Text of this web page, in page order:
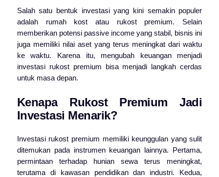
Salah satu bentuk investasi yang kini semakin populer
adalah rumah kost atau rukost premium. Selain
memberikan potensi passive income yang stabil, bisnis ini
juga memiliki nilai aset yang terus meningkat dari waktu
ke waktu. Karena itu, mengubah keuangan menjadi
investasi rukost premium bisa menjadi langkah cerdas
untuk masa depan.
Kenapa Rukost Premium Jadi
Investasi Menarik?
Investasi rukost premium memiliki keunggulan yang sulit
ditemukan pada instrumen keuangan lainnya. Pertama,
permintaan terhadap hunian sewa terus meningkat,
terutama di kawasan pendidikan dan industri. Kedua,